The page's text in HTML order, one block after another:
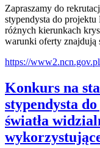
Zapraszamy do
stypendysta do
różnych kierunkach
warunki oferty znajdują
https://
Konkurs na
stypendysta
światła